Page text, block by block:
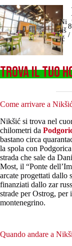
Ni
kš
ić
/
TROVA IL TUO
Come arrivare a
Nikšić si trova nel
chilometri da
bastano circa
la spola con
strada che sale da
Most, il “Ponte
arcate progettati dallo
finanziati dallo zar
strade per Ostrog, per
montenegrino.
Quando andare a